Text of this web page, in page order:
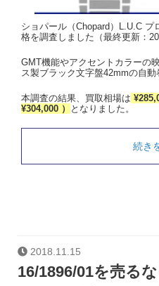
ショパール（Chopard）L.U.C
格を調査しました（最終更新：
GMT機能やアクセントカラーの
ス製ブラック文字盤42mmの自動
本調査の結果、買取相場は
¥304,000 ）
となりました。
続き
2018.11.15
16/1896/01を売る